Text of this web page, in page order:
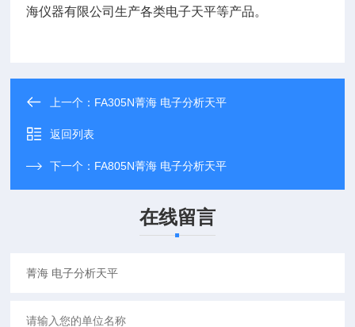
海仪器有限公司生产各类电子天平等产品。
上一个： FA305N菁海 电子分析天平
返回列表
下一个： FA805N菁海 电子分析天平
在线留言